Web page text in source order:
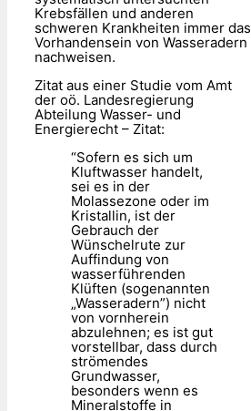
Krebsfällen und anderen
schweren Krankheiten immer das
Vorhandensein von Wasseradern
nachweisen.
Zitat aus einer Studie vom Amt
der oö. Landesregierung
Abteilung Wasser- und
Energierecht – Zitat:
“Sofern es sich um
Kluftwasser handelt,
sei es in der
Molassezone oder im
Kristallin, ist der
Gebrauch der
Wünschelrute zur
Auffindung von
wasserführenden
Klüften (sogenannten
„Wasseradern”) nicht
von vornherein
abzulehnen; es ist gut
vorstellbar, dass durch
strömendes
Grundwasser,
besonders wenn es
Mineralstoffe in